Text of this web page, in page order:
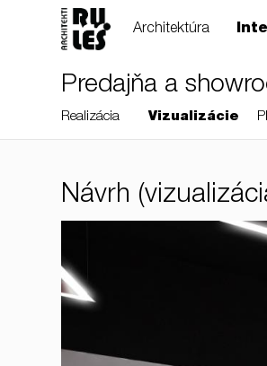
Architektúra
Predajňa a
Realizácia Vizualizácie
Návrh
RULES, s.r.o.,
Bratislava,
© RULES, s.r.o.